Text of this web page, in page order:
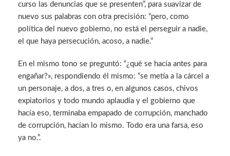
curso las denuncias que se presenten”, para suavizar de
nuevo sus palabras con otra precisión: “pero, como
política del nuevo gobierno, no está el perseguir a nadie,
el que haya persecución, acoso, a nadie.”
En el mismo tono se preguntó: “¿qué se hacía antes para
engañar?», respondiendo él mismo: “se metía a la cárcel a
un personaje, a dos, a tres o, en algunos casos, chivos
expiatorios y todo mundo aplaudía y el gobierno que
hacía eso, terminaba empapado de corrupción, manchado
de corrupción, hacían lo mismo. Todo era una farsa, eso
ya no.”.